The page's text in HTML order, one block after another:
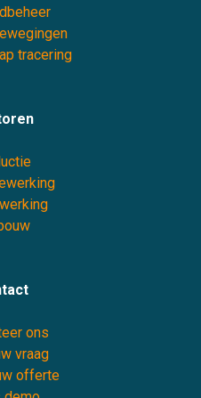
tracering
ons
vraag
offerte